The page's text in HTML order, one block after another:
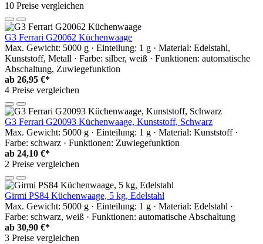
10 Preise vergleichen
G3 Ferrari G20062 Küchenwaage
Max. Gewicht: 5000 g · Einteilung: 1 g · Material: Edelstahl,
Kunststoff, Metall · Farbe: silber, weiß · Funktionen: automatische
Abschaltung, Zuwiegefunktion
ab 26,95 €*
4 Preise vergleichen
G3 Ferrari G20093 Küchenwaage, Kunststoff, Schwarz
Max. Gewicht: 5000 g · Einteilung: 1 g · Material: Kunststoff ·
Farbe: schwarz · Funktionen: Zuwiegefunktion
ab 24,10 €*
2 Preise vergleichen
Girmi PS84 Küchenwaage, 5 kg, Edelstahl
Max. Gewicht: 5000 g · Einteilung: 1 g · Material: Edelstahl ·
Farbe: schwarz, weiß · Funktionen: automatische Abschaltung
ab 30,90 €*
3 Preise vergleichen